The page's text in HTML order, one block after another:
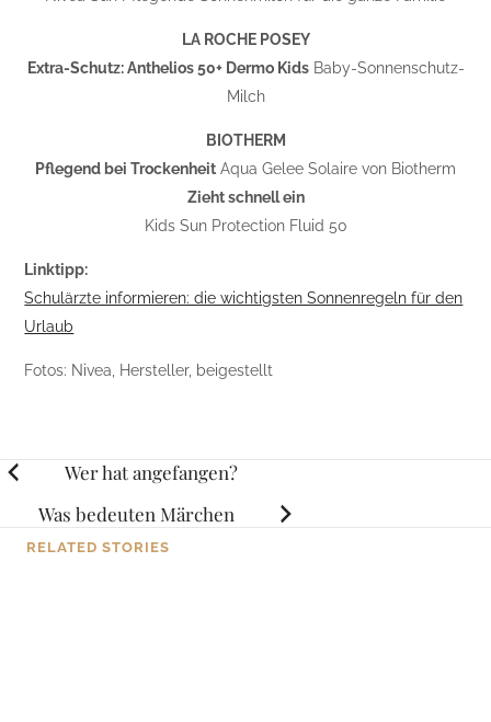
LA ROCHE POSEY
Extra-Schutz: Anthelios 50+ Dermo KidsBaby-Sonnenschutz-
Milch
BIOTHERM
Pflegend bei Trockenheit Aqua Gelee Solaire von Biotherm
Zieht schnell ein
Kids Sun Protection Fluid 50
Linktipp:
Schulärzte informieren: die wichtigsten Sonnenregeln für den
Urlaub
Fotos: Nivea, Hersteller, beigestellt
Posts
navigation
Wer hat angefangen?
Was bedeuten Märchen
RELATED STORIES